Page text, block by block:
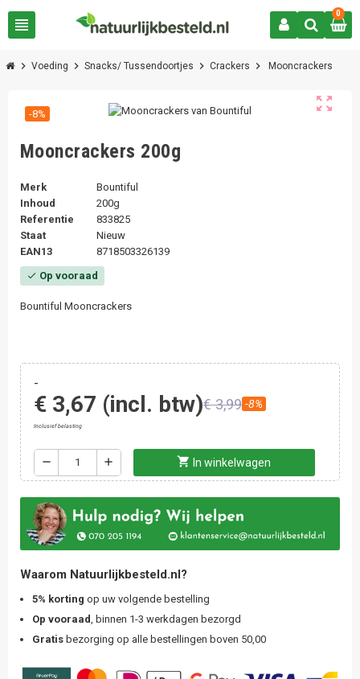
view_headline
0
chevron_right Voeding chevron_right Snacks/ Tussendoortjes chevron_right Crackers chevron_right Mooncrackers
zoom_out_map
-8%
Mooncrackers 200g
Merk
Bountiful
Inhoud
200g
Referentie
833825
Staat
Nieuw
EAN13
8718503326139
check Op vooraad
Bountiful Mooncrackers
-
€ 3,67 (incl. btw)€ 3,99 -8%
Inclusief belasting
remove add shopping_cart In winkelwagen
Waarom Natuurlijkbesteld.nl?
5% korting op uw volgende bestelling
Op vooraad
, binnen 1-3 werkdagen bezorgd
Gratis bezorging op alle bestellingen boven 50,00